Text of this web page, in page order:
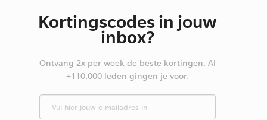
Kortingscodes in jouw
inbox?
Ontvang 2x per week de beste kortingen. Al
+110.000 leden gingen je voor.